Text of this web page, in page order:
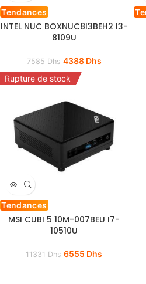
Tendances
INTEL NUC BOXNUC8I3BEH2 I3-
8109U
7585Dhs 4388 Dhs
Rupture de stock
Tendances
MSI CUBI 5 10M-007BEU I7-
10510U
11331Dhs 6555 Dhs